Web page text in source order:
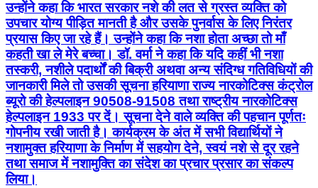
उन्होंने कहा कि भारत सरकार नशे की लत से ग्रस्त व्यक्ति को
उपचार योग्य पीड़ित मानती है और उसके पुनर्वास के लिए निरंतर
प्रयास किए जा रहे हैं। उन्होंने कहा कि नशा होता अच्छा तो माँ
कहती खा ले मेरे बच्चा। डॉ. वर्मा ने कहा कि यदि कहीं भी नशा
तस्करी, नशीले पदार्थों की बिक्री अथवा अन्य संदिग्ध गतिविधियों की
जानकारी मिले तो उसकी सूचना हरियाणा राज्य नारकोटिक्स कंट्रोल
ब्यूरो की हेल्पलाइन 90508-91508 तथा राष्ट्रीय नारकोटिक्स
हेल्पलाइन 1933 पर दें। सूचना देने वाले व्यक्ति की पहचान पूर्णतः
गोपनीय रखी जाती है। कार्यक्रम के अंत में सभी विद्यार्थियों ने
नशामुक्त हरियाणा के निर्माण में सहयोग देने, स्वयं नशे से दूर रहने
तथा समाज में नशामुक्ति का संदेश का प्रचार प्रसार का संकल्प
लिया।